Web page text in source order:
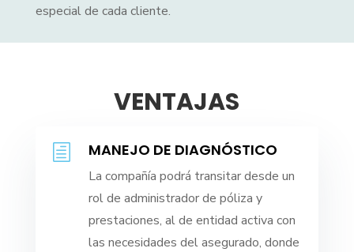
especial de cada cliente.
VENTAJAS
h MANEJO DE DIAGNÓSTICO
La compañía podrá transitar desde un
rol de administrador de póliza y
prestaciones, al de entidad activa con
las necesidades del asegurado, donde